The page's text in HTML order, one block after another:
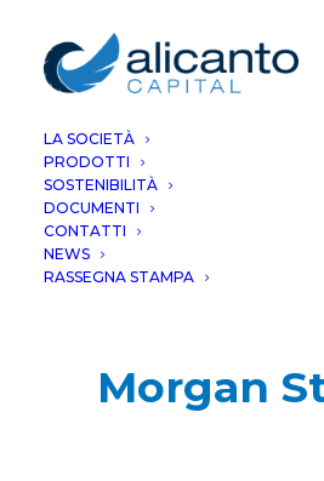
LA SOCIETÀ
PRODOTTI
SOSTENIBILITÀ
DOCUMENTI
CONTATTI
NEWS
RASSEGNA STAMPA
Morgan